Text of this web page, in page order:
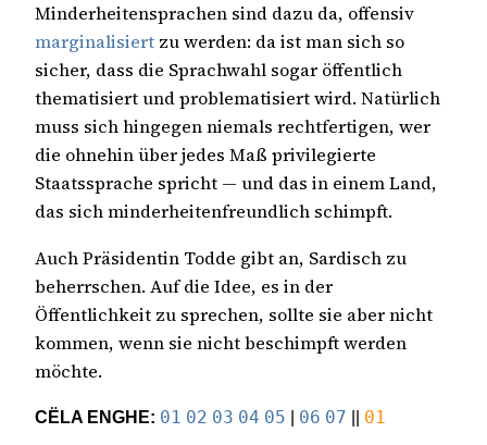
Minderheitensprachen sind dazu da, offensiv
marginalisiert zu werden: da ist man sich so
sicher, dass die Sprachwahl sogar öffentlich
thematisiert und problematisiert wird. Natürlich
muss sich hingegen niemals rechtfertigen, wer
die ohnehin über jedes Maß privilegierte
Staatssprache spricht — und das in einem Land,
das sich minderheitenfreundlich schimpft.
Auch Präsidentin Todde gibt an, Sardisch zu
beherrschen. Auf die Idee, es in der
Öffentlichkeit zu sprechen, sollte sie aber nicht
kommen, wenn sie nicht beschimpft werden
möchte.
CËLA ENGHE: 01 02 03 04 05 | 06 07 || 01